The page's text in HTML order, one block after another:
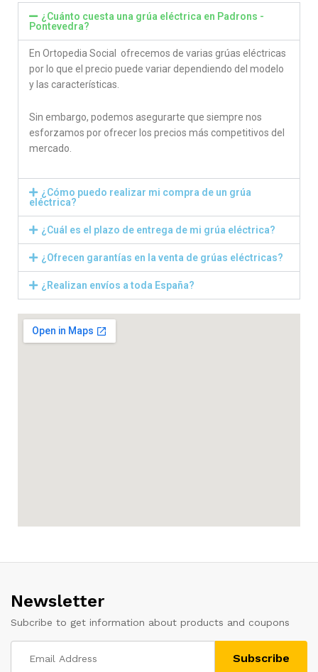
¿Cuánto cuesta una grúa eléctrica en Padrons -
Pontevedra?
En Ortopedia Social ofrecemos de varias grúas eléctricas
por lo que el precio puede variar dependiendo del modelo
y las características.
Sin embargo, podemos asegurarte que siempre nos
esforzamos por ofrecer los precios más competitivos del
mercado.
¿Cómo puedo realizar mi compra de un grúa
eléctrica?
¿Cuál es el plazo de entrega de mi grúa eléctrica?
¿Ofrecen garantías en la venta de grúas eléctricas?
¿Realizan envíos a toda España?
Newsletter
Subcribe to get information about products and coupons